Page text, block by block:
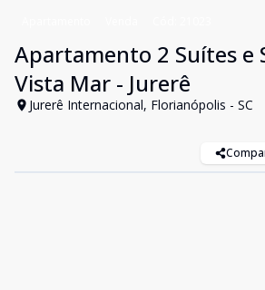
Apartamento 2 Suítes e
Vista Mar - Jurerê
Jurerê Internacional, Florianópolis - SC